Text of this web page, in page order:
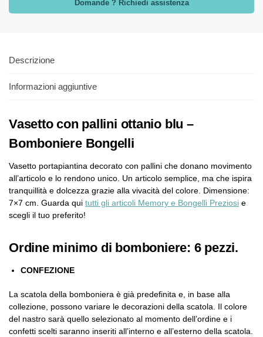
Domande ? Richiedi assistenza
Descrizione
Informazioni aggiuntive
Vasetto con pallini ottanio blu –
Bomboniere Bongelli
Vasetto portapiantina decorato con pallini che donano movimento
all’articolo e lo rendono unico. Un articolo semplice, ma che ispira
tranquillità e dolcezza grazie alla vivacità del colore. Dimensione:
7×7 cm. Guarda qui tutti gli articoli Memory e Bongelli Preziosi e
scegli il tuo preferito!
Ordine minimo di bomboniere: 6 pezzi.
CONFEZIONE
La scatola della bomboniera è già predefinita e, in base alla
collezione, possono variare le decorazioni della scatola. Il colore
del nastro sarà quello selezionato al momento dell’ordine e i
confetti scelti saranno inseriti all’interno e all’esterno della scatola.